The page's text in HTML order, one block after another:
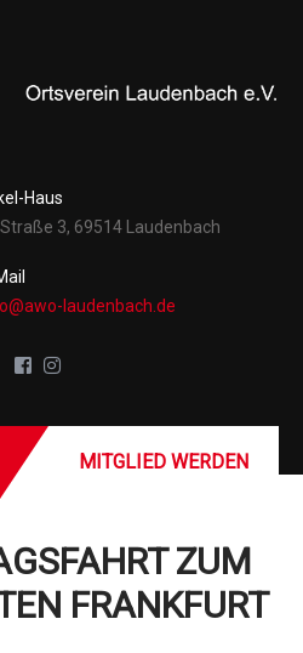
Haus
3, 69514 Laudenbach
laudenbach.de
MITGLIED WERDEN
ZUM
FRANKFURT